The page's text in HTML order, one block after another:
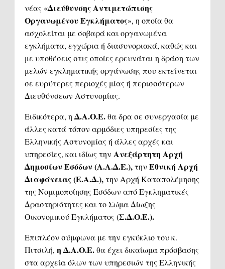
νέας «Διεύθυνσης Αντιμετώπισης
Οργανωμένου Εγκλήματος», η οποία θα
ασχολείται με σοβαρά και οργανωμένα
εγκλήματα, εγχώρια ή διασυνοριακά, καθώς και
με υποθέσεις στις οποίες ερευνάται η δράση των
μελών εγκληματικής οργάνωσης που εκτείνεται
σε ευρύτερες περιοχές μίας ή περισσότερων
Διευθύνσεων Αστυνομίας.
Ειδικότερα, ηΔ.Α.Ο.Ε.θα δρα σε συνεργασία με
άλλες κατά τόπον αρμόδιες υπηρεσίες της
Ελληνικής Αστυνομίας ή άλλες αρχές και
υπηρεσίες, και ιδίως την Ανεξάρτητη Αρχή
Δημοσίων Εσόδων (Α.Α.Δ.Ε.),την Εθνική Αρχή
Διαφάνειας (Ε.Α.Δ.),την Αρχή Καταπολέμησης
της Νομιμοποίησης Εσόδων από Εγκληματικές
Δραστηριότητες και το Σώμα Δίωξης
Οικονομικού Εγκλήματος (Σ.Δ.Ο.Ε.).
Επιπλέον σύμφωνα με την εγκύκλιο του κ.
Πιτσιλή, η Δ.Α.Ο.Ε.θα έχει δικαίωμα πρόσβασης
στα αρχεία όλων των υπηρεσιών της Ελληνικής